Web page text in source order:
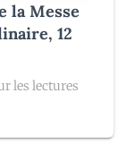
la Messe
12
les lectures